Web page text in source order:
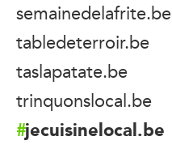
semainedelafrite.be
tabledeterroir.be
taslapatate.be
trinquonslocal.be
jecuisinelocal.be